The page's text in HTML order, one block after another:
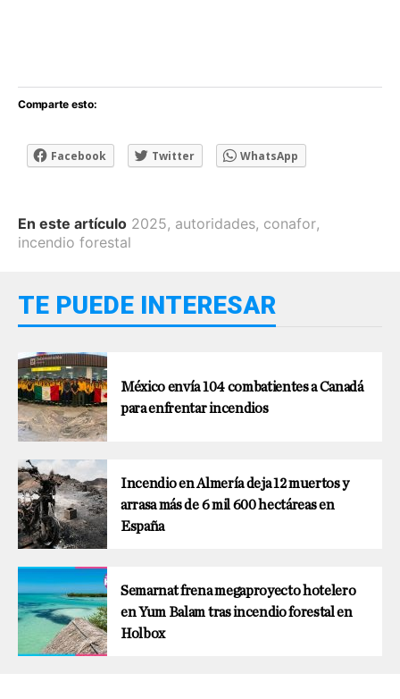
Comparte esto:
Facebook Twitter WhatsApp
En este artículo 2025, autoridades, conafor,
incendio forestal
TE PUEDE INTERESAR
México envía 104 combatientes a Canadá
para enfrentar incendios
Incendio en Almería deja 12 muertos y
arrasa más de 6 mil 600 hectáreas en
España
Semarnat frena megaproyecto hotelero
en Yum Balam tras incendio forestal en
Holbox